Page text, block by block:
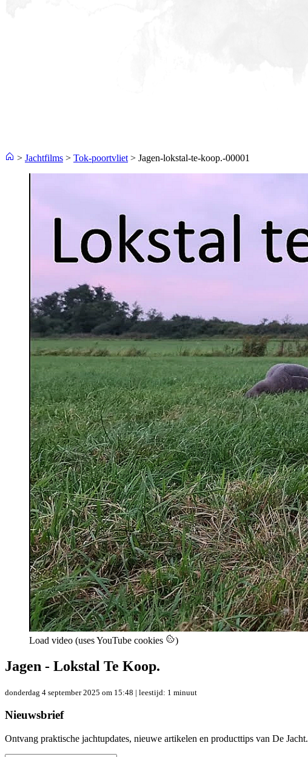
> Jachtfilms > Tok-poortvliet > Jagen-lokstal-te-koop.-00001
Load video (uses YouTube cookies )
Jagen - Lokstal Te Koop.
donderdag 4 september 2025 om 15:48 | leestijd: 1 minuut
Nieuwsbrief
Ontvang praktische jachtupdates, nieuwe artikelen en producttips van De Jacht.